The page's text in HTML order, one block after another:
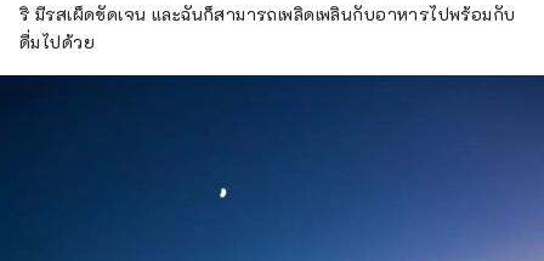
ริ มีรสเผ็ดชัดเจน และฉันก็สามารถเพลิดเพลินกับอาหารไปพร้อมกับ
ดื่มไปด้วย